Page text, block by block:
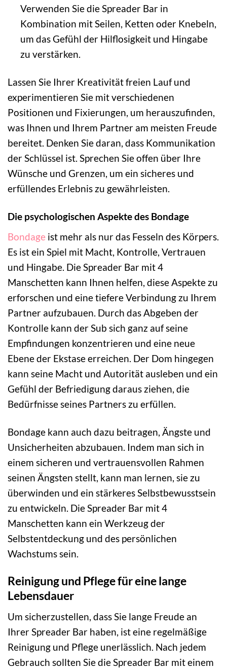
Verwenden Sie die Spreader Bar in
Kombination mit Seilen, Ketten oder Knebeln,
um das Gefühl der Hilflosigkeit und Hingabe
zu verstärken.
Lassen Sie Ihrer Kreativität freien Lauf und
experimentieren Sie mit verschiedenen
Positionen und Fixierungen, um herauszufinden,
was Ihnen und Ihrem Partner am meisten Freude
bereitet. Denken Sie daran, dass Kommunikation
der Schlüssel ist. Sprechen Sie offen über Ihre
Wünsche und Grenzen, um ein sicheres und
erfüllendes Erlebnis zu gewährleisten.
Die psychologischen Aspekte des Bondage
Bondage ist mehr als nur das Fesseln des Körpers.
Es ist ein Spiel mit Macht, Kontrolle, Vertrauen
und Hingabe. Die Spreader Bar mit 4
Manschetten kann Ihnen helfen, diese Aspekte zu
erforschen und eine tiefere Verbindung zu Ihrem
Partner aufzubauen. Durch das Abgeben der
Kontrolle kann der Sub sich ganz auf seine
Empfindungen konzentrieren und eine neue
Ebene der Ekstase erreichen. Der Dom hingegen
kann seine Macht und Autorität ausleben und ein
Gefühl der Befriedigung daraus ziehen, die
Bedürfnisse seines Partners zu erfüllen.
Bondage kann auch dazu beitragen, Ängste und
Unsicherheiten abzubauen. Indem man sich in
einem sicheren und vertrauensvollen Rahmen
seinen Ängsten stellt, kann man lernen, sie zu
überwinden und ein stärkeres Selbstbewusstsein
zu entwickeln. Die Spreader Bar mit 4
Manschetten kann ein Werkzeug der
Selbstentdeckung und des persönlichen
Wachstums sein.
Reinigung und Pflege für eine lange
Lebensdauer
Um sicherzustellen, dass Sie lange Freude an
Ihrer Spreader Bar haben, ist eine regelmäßige
Reinigung und Pflege unerlässlich. Nach jedem
Gebrauch sollten Sie die Spreader Bar mit einem